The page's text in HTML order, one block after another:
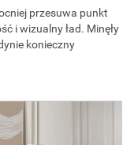
przesuwa punkt
i wizualny ład. Minęły
konieczny